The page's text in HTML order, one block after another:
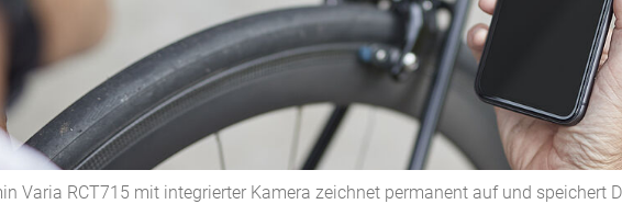
Varia RCT715 mit integrierter Kamera zeichnet permanent auf und speichert